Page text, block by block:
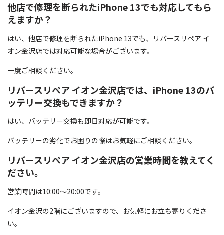
他店で修理を断られたiPhone 13でも対応してもら
えますか？
はい、他店で修理を断られたiPhone 13でも、リバースリペア イ
オン金沢店では対応可能な場合がございます。
一度ご相談ください。
リバースリペア イオン金沢店では、iPhone 13のバ
ッテリー交換もできますか？
はい、バッテリー交換も即日対応が可能です。
バッテリーの劣化でお困りの際はお気軽にご相談ください。
リバースリペア イオン金沢店の営業時間を教えてく
ださい。
営業時間は10:00～20:00です。
イオン金沢の2階にございますので、お気軽にお立ち寄りくださ
い。